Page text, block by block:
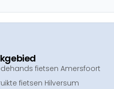
fietsen Amersfoort
fietsen Hilversum